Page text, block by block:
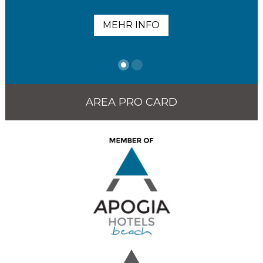
MEHR INFO
AREA PRO CARD